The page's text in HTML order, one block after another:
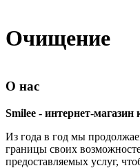
Очищение
О нас
Smilee - интернет-магазин
Из года в год мы
границы своих
предоставляемых услуг,